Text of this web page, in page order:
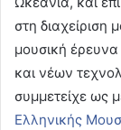
στη διαχείριση
μουσική έρευνα
και νέων
συμμετείχε ως
Ελληνικής